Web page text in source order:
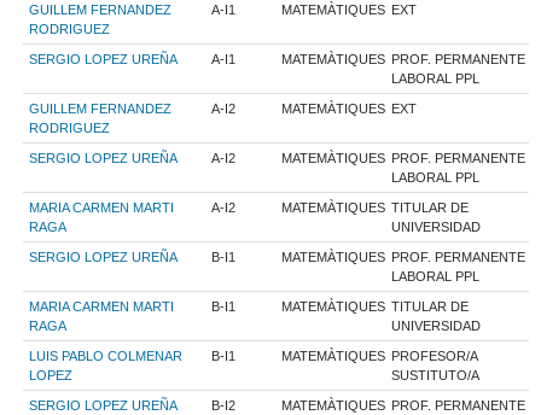
GUILLEM FERNANDEZ
RODRIGUEZ
A-I1 MATEMÀTIQUES EXT
SERGIO LOPEZ UREÑA A-I1 MATEMÀTIQUES PROF. PERMANENTE
LABORAL PPL
GUILLEM FERNANDEZ
RODRIGUEZ
A-I2 MATEMÀTIQUES EXT
SERGIO LOPEZ UREÑA A-I2 MATEMÀTIQUES PROF. PERMANENTE
LABORAL PPL
MARIA CARMEN MARTI
RAGA
A-I2 MATEMÀTIQUES TITULAR DE
UNIVERSIDAD
SERGIO LOPEZ UREÑA B-I1 MATEMÀTIQUES PROF. PERMANENTE
LABORAL PPL
MARIA CARMEN MARTI
RAGA
B-I1 MATEMÀTIQUES TITULAR DE
UNIVERSIDAD
LUIS PABLO COLMENAR
LOPEZ
B-I1 MATEMÀTIQUES PROFESOR/A
SUSTITUTO/A
SERGIO LOPEZ UREÑA B-I2 MATEMÀTIQUES PROF. PERMANENTE